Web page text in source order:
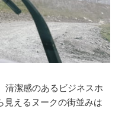
清潔感のあるビジネスホ
見えるヌークの街並みは